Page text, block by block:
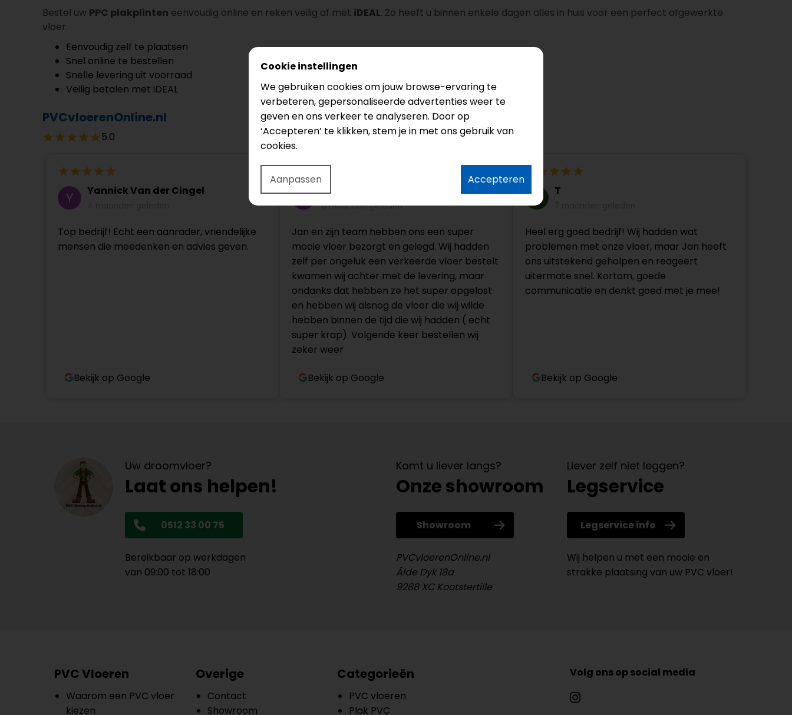
Bestel uw PPC plakplinten eenvoudig online en reken veilig af met iDEAL. Zo heeft u binnen enkele dagen alles in huis voor een perfect afgewerkte
vloer.
Eenvoudig zelf te plaatsen
Snel online te bestellen
Snelle levering uit voorraad
Veilig betalen met iDEAL
PVCvloerenOnline.nl
5.0
Yannick Van der Cingel
Top bedrijf! Echt een aanrader, vriendelijke
mensen die meedenken en advies geven.
Bekijk op Google
bas bas
6 maanden geleden
Jan en zijn team hebben ons een super
mooie vloer bezorgt en gelegd. Wij hadden
zelf per ongeluk een verkeerde vloer bestelt
kwamen wij achter met de levering, maar
ondanks dat hebben ze het super opgelost
en hebben wij alsnog de vloer die wij wilde
hebben binnen de tijd die wij hadden ( echt
super krap). Volgende keer bestellen wij
zeker weer
Bekijk op Google
T
Heel erg goed bedrijf! Wij hadden wat
problemen met onze vloer, maar Jan heeft
ons uitstekend geholpen en reageert
uitermate snel. Kortom, goede
communicatie en denkt goed met je mee!
Bekijk op Google
Cookie instellingen
We gebruiken cookies om jouw browse-ervaring te
verbeteren, gepersonaliseerde advertenties weer te
geven en ons verkeer te analyseren. Door op
‘Accepteren’ te klikken, stem je in met ons gebruik van
cookies.
Aanpassen Accepteren
Uw droomvloer?
Laat ons helpen!
0512 33 00 75
Bereikbaar op werkdagen
van 09:00 tot 18:00
Komt u liever langs?
Onze showroom
Showroom
PVCvloerenOnline.nl
Âlde Dyk 18a
9288 XC Kootstertille
Liever zelf niet leggen?
Legservice
Legservice info
Wij helpen u met een mooie en
strakke plaatsing van uw PVC vloer!
PVC Vloeren
Waarom een PVC vloer
kiezen
Overige
Contact
Showroom
Categorieën
PVC vloeren
Plak PVC
Volg ons op social media